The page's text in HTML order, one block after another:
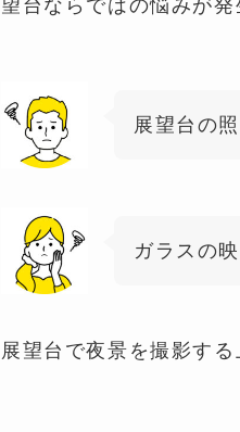
望台ならではの悩みが発
展望台の
ガラスの
展望台で夜景を撮影す